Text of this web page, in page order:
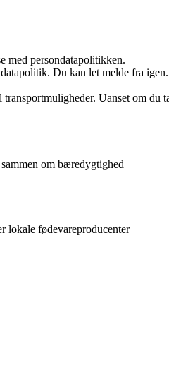
med persondatapolitikken.
Du kan let melde fra igen.
Uanset om
om bæredygtighed
lokale fødevareproducenter